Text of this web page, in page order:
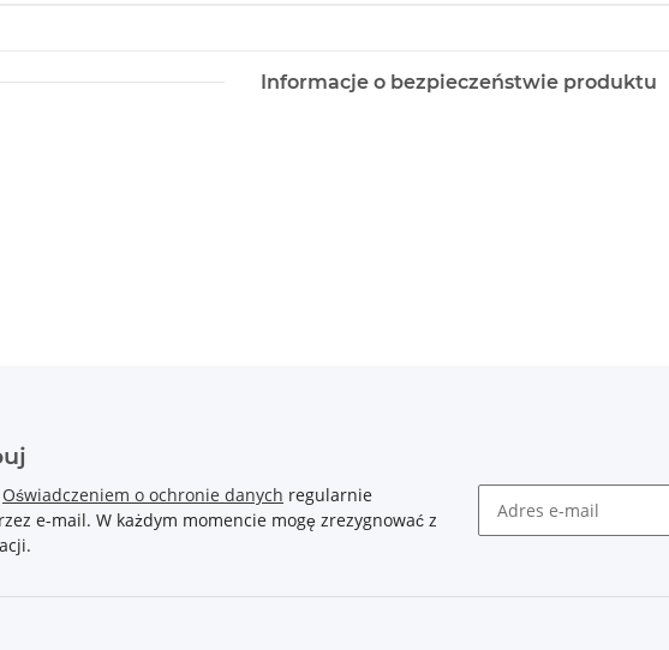
Informacje o bezpieczeństwie produktu
Oświadczeniem o ochronie danych regularnie
e-mail. W każdym momencie mogę zrezygnować z